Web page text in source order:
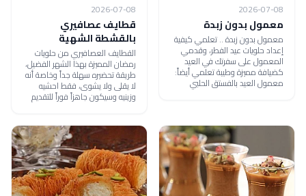
2026-07-08
معمول بدون زبدة
معمول بدون زبدة .. تعلمي كيفية
إعداد حلويات عيد الفطر، وقدمي
المعمول على سفرتك في العيد
كضيافة مميزة وطيبة تعلمي أيضاً:
معمول العيد بالفستق الحلبي
2026-07-08
قطايف عصافيري
بالقشطة الشهية
القطايف العصافيري من حلويات
رمضان المميزة بهذا الشهر الفضيل،
طريقة تحضيره سهلة جداً وخاصة أنه
لا يقلى ولا يشوى، فقط احشيه
وزينيه وسيكون جاهزاً فوراً للتقديم